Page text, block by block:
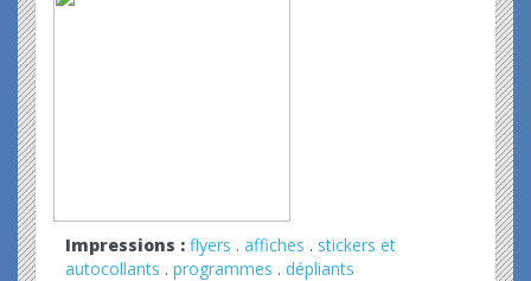
Impressions : flyers . affiches . stickers et
autocollants . programmes . dépliants